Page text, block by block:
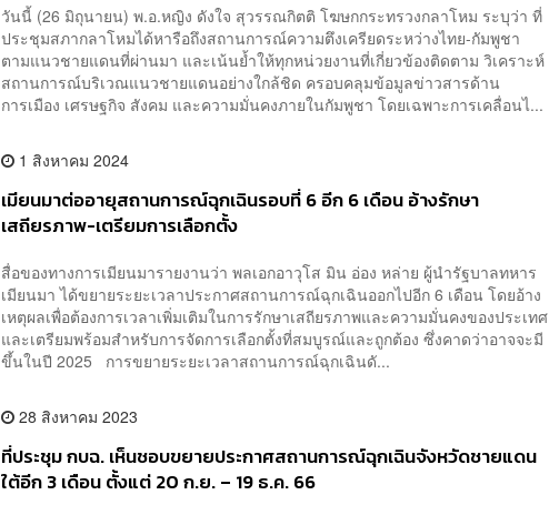
วันนี้ (26 มิถุนายน) พ.อ.หญิง ดังใจ สุวรรณกิตติ โฆษกกระทรวงกลาโหม ระบุว่า ที่
ประชุมสภากลาโหมได้หารือถึงสถานการณ์ความตึงเครียดระหว่างไทย-กัมพูชา
ตามแนวชายแดนที่ผ่านมา และเน้นย้ำให้ทุกหน่วยงานที่เกี่ยวข้องติดตาม วิเคราะห์
สถานการณ์บริเวณแนวชายแดนอย่างใกล้ชิด ครอบคลุมข้อมูลข่าวสารด้าน
การเมือง เศรษฐกิจ สังคม และความมั่นคงภายในกัมพูชา โดยเฉพาะการเคลื่อนไ...
1 สิงหาคม 2024
เมียนมาต่ออายุสถานการณ์ฉุกเฉินรอบที่ 6 อีก 6 เดือน อ้างรักษา
เสถียรภาพ-เตรียมการเลือกตั้ง
สื่อของทางการเมียนมารายงานว่า พลเอกอาวุโส มิน อ่อง หล่าย ผู้นำรัฐบาลทหาร
เมียนมา ได้ขยายระยะเวลาประกาศสถานการณ์ฉุกเฉินออกไปอีก 6 เดือน โดยอ้าง
เหตุผลเพื่อต้องการเวลาเพิ่มเติมในการรักษาเสถียรภาพและความมั่นคงของประเทศ
และเตรียมพร้อมสำหรับการจัดการเลือกตั้งที่สมบูรณ์และถูกต้อง ซึ่งคาดว่าอาจจะมี
ขึ้นในปี 2025 การขยายระยะเวลาสถานการณ์ฉุกเฉินดั...
28 สิงหาคม 2023
ที่ประชุม กบฉ. เห็นชอบขยายประกาศสถานการณ์ฉุกเฉินจังหวัดชายแดน
ใต้อีก 3 เดือน ตั้งแต่ 20 ก.ย. – 19 ธ.ค. 66